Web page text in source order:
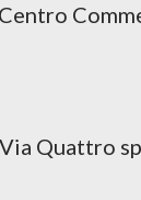
Quattro